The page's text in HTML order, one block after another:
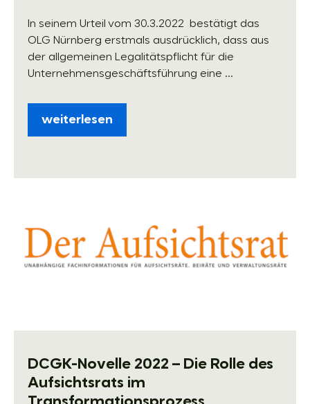
In seinem Urteil vom 30.3.2022 bestätigt das
OLG Nürnberg erstmals ausdrücklich, dass aus
der allgemeinen Legalitätspflicht für die
Unternehmensgeschäftsführung eine ...
weiterlesen
DCGK-Novelle 2022 – Die Rolle des
Aufsichtsrats im